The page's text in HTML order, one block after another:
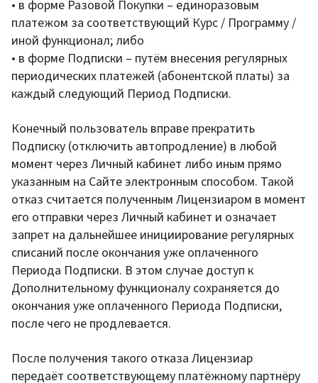
• в форме Разовой Покупки – единоразовым
платежом за соответствующий Курс / Программу /
иной функционал; либо
• в форме Подписки – путём внесения регулярных
периодических платежей (абонентской платы) за
каждый следующий Период Подписки.
Конечный пользователь вправе прекратить
Подписку (отключить автопродление) в любой
момент через Личный кабинет либо иным прямо
указанным на Сайте электронным способом. Такой
отказ считается полученным Лицензиаром в момент
его отправки через Личный кабинет и означает
запрет на дальнейшее инициирование регулярных
списаний после окончания уже оплаченного
Периода Подписки. В этом случае доступ к
Дополнительному функционалу сохраняется до
окончания уже оплаченного Периода Подписки,
после чего не продлевается.
После получения такого отказа Лицензиар
передаёт соответствующему платёжному партнёру